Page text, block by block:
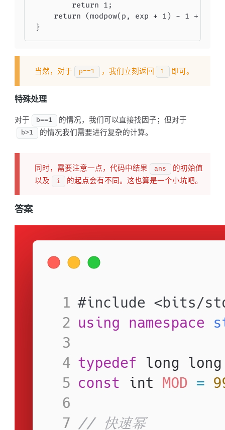
        return 1;
return (modpow(p, exp + 1) - 1 +
}
当然，对于 p==1 ，我们立刻返回 1 即可。
特殊处理
对于 b==1 的情况，我们可以直接找因子；但对于
b>1 的情况我们需要进行复杂的计算。
同时，需要注意一点，代码中结果 ans
的初始值
以及
i 的起点会有不同。这也算是一个小坑吧。
答案